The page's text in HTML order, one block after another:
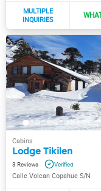
Lodge Tikilen
3
Calle Volcan Copahue S/N